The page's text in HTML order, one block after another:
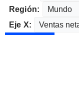
Región:
Eje X: